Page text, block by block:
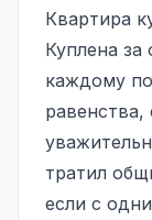
Квартира
Куплена
каждому
равенства,
тратил
если с